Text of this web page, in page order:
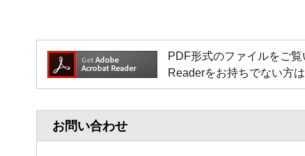
PDF形式のファイルをご
Readerをお持ちでない方
お問い合わせ